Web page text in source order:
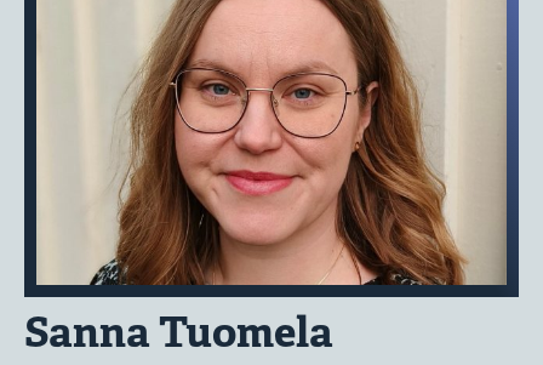
Publikationer
Kontakta oss
Sanna Tuomela